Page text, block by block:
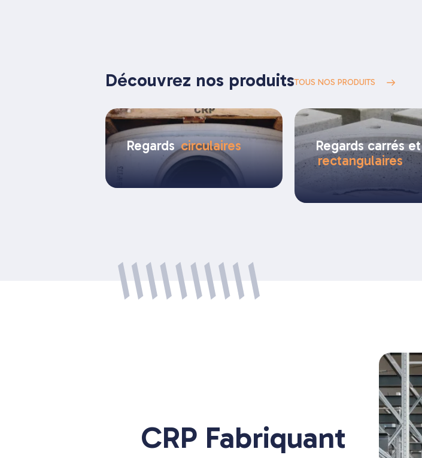
Découvrez nos produitsTOUS NOS PRODUITS
Regardscirculaires
Regards carrés et
rectangulaires
CRP Fabriquant